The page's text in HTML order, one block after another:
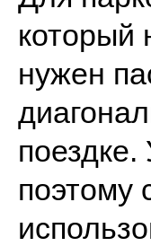
который
нужен
поэтому